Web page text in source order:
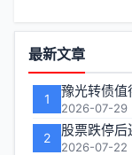
列
表
第
功
能
区
最新文章
1 豫光转债值
2026-07-29
2 股票跌停
2026-07-22